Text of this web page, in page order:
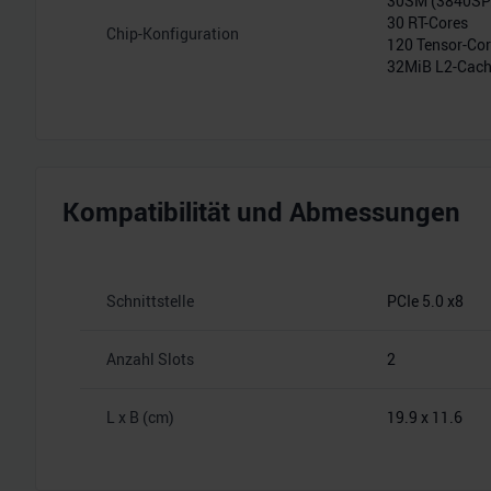
Chip-Konfiguration
30 RT-Cores
120 Tensor-
32MiB L2-
Kompatibilität und Abmessungen
Schnittstelle PCIe 5.0 x8
Anzahl Slots 2
L x B (cm) 19.9 x 11.6